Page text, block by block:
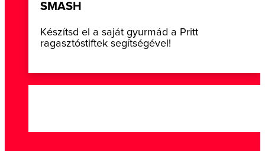
SMASH
Készítsd el a saját gyurmád a Pritt
ragasztóstiftek segítségével!